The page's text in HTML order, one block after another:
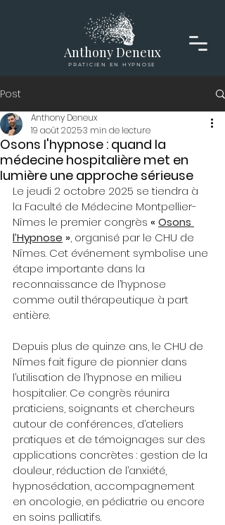
PRATICIEN EN HYPNOSE
Anthony Deneux
Post
Osons l'hypnose : quand la
médecine hospitalière met en
lumière une approche sérieuse
Anthony Deneux
19 août 20253 min de lecture
Le jeudi 2 octobre 2025 se tiendra à
la Faculté de Médecine Montpellier-
Nîmes le premier congrès « Osons
l’Hypnose », organisé par le CHU de
Nîmes. Cet événement symbolise une
étape importante dans la
reconnaissance de l’hypnose
comme outil thérapeutique à part
entière.
Depuis plus de quinze ans, le CHU de
Nîmes fait figure de pionnier dans
l’utilisation de l’hypnose en milieu
hospitalier. Ce congrès réunira
praticiens, soignants et chercheurs
autour de conférences, d’ateliers
pratiques et de témoignages sur des
applications concrètes : gestion de la
douleur, réduction de l’anxiété,
hypnosédation, accompagnement
en oncologie, en pédiatrie ou encore
en soins palliatifs.